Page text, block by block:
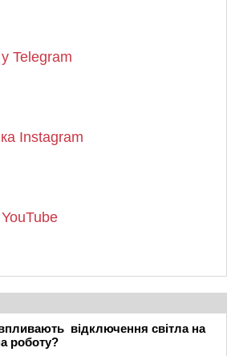
Telegram
Instagram
відключення світла на
роботу?